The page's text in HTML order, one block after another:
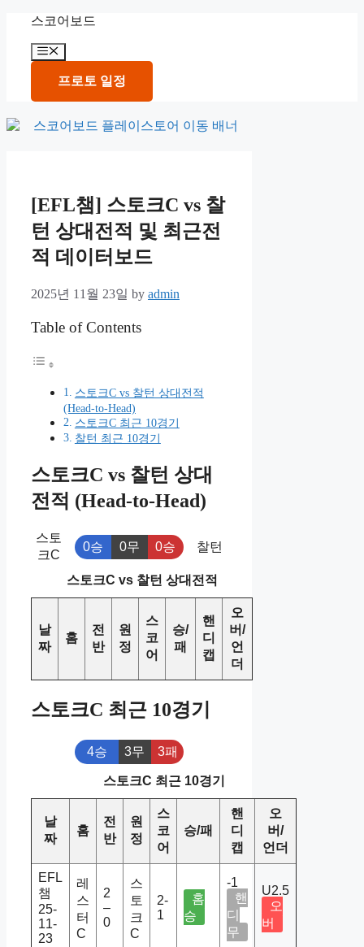
content
스코어보드
Menu
프로토 일정
[EFL챔] 스토크C vs 찰
턴 상대전적 및 최근전
적 데이터보드
2025년 11월 23일 by admin
Table of Contents
스토크C vs 찰턴 상대전적
(Head-to-Head)
스토크C 최근 10경기
찰턴 최근 10경기
스토크C vs 찰턴 상대
전적 (Head-to-Head)
스토
크C
0승 0무 0승 찰턴
스토크C vs 찰턴 상대전적
날
짜
홈
전
반
원
정
스
코
어
승/
패
핸
디
캡
오
버/
언
더
스토크C 최근 10경기
4승 3무 3패
스토크C 최근 10경기
날
짜
홈
전
반
원
정
스
코
어
승/패
핸
디
캡
오
버/
언더
EFL
챔
25-
11-
23
레
스
터
C
2
–
0
스
토
크
C
2-
1
홈
승
-1
핸
디
무
U2.5
오
버